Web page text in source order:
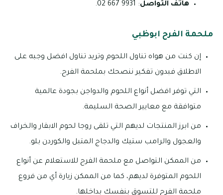
هاتف التواصل: 9931 667 02.
ملحمة الفرح ابوظبي
إن كنت من هواه تناول اللحوم وتريد تناول افضل وجبه على
الاطلاق فبدون تفكير ننصحك بملحمة الفرح.
التي توفر افضل أنواع اللحوم والدواجن بجودة عالمية
متوافقة مع معايير الصحة السليمة.
من ابرز المنتجات لديهم التي تلقى روجا لحوم الابقار والخراف
والعجول والرامب ستيك والدجاج المتبل والكوردن بلو.
من الممكن التواصل مع ملحمة الفرح للاستعلام عن أنواع
اللحوم المتوفرة لديهم، كما من الممكن زيارة أي من فروع
ملحمة الفرح للتسوق بنفسك بداخلها.